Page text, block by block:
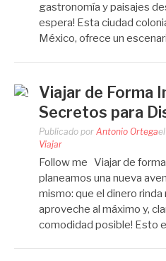
gastronomía y paisajes
espera! Esta ciudad
México, ofrece un
Viajar de Forma
Secretos para
Publicado por Antonio Ortegael
Viajar
Follow me Viajar de
planeamos una nueva
mismo: que el dinero
aproveche al máximo y,
comodidad posible! Esto